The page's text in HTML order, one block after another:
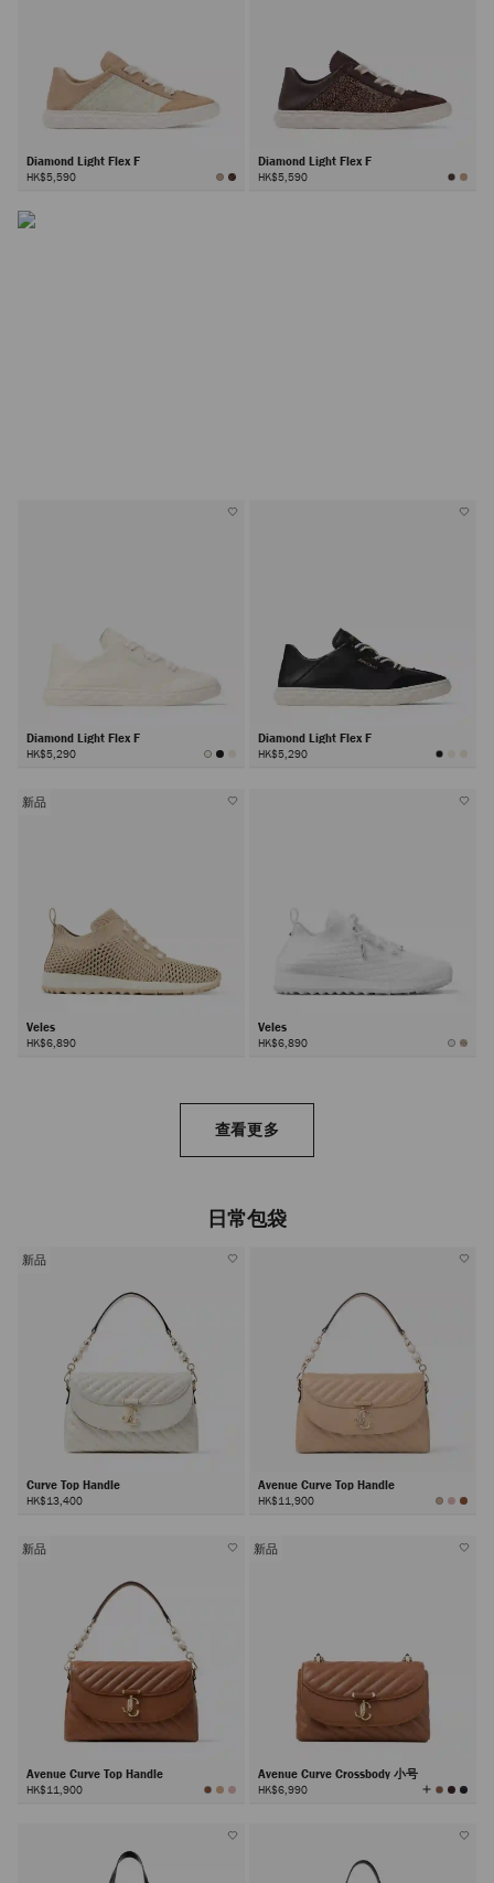
Diamond Light Flex F
HK$5,590
Diamond Light Flex F
HK$5,590
Diamond Light Flex F
HK$5,290
Diamond Light Flex F
HK$5,290
新品
Veles
HK$6,890
Veles
HK$6,890
查看更多
日常包袋
新品
Curve Top Handle
HK$13,400
Avenue Curve Top Handle
HK$11,900
新品
Avenue Curve Top Handle
HK$11,900
新品
Avenue Curve Crossbody 小号
HK$6,990 查
看